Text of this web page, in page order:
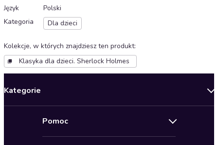
Język
Polski
Kategoria
Dla dzieci
Kolekcje, w których znajdziesz ten produkt:
Klasyka dla dzieci. Sherlock Holmes
Kategorie
Pomoc